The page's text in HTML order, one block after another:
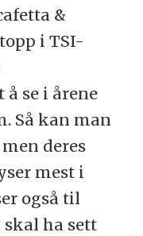
&
i TSI-
se i årene
Så kan man
deres
mest i
også til
ha sett